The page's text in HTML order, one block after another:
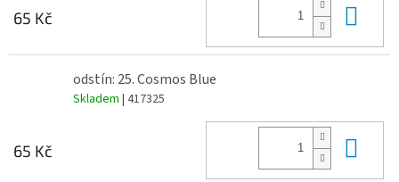
65 Kč
odstín: 25. Cosmos Blue
Skladem | 417325
65 Kč